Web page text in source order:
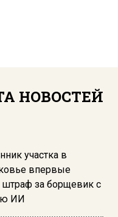
НОВОСТЕЙ
участка в
впервые
штраф за борщевик с
ИИ